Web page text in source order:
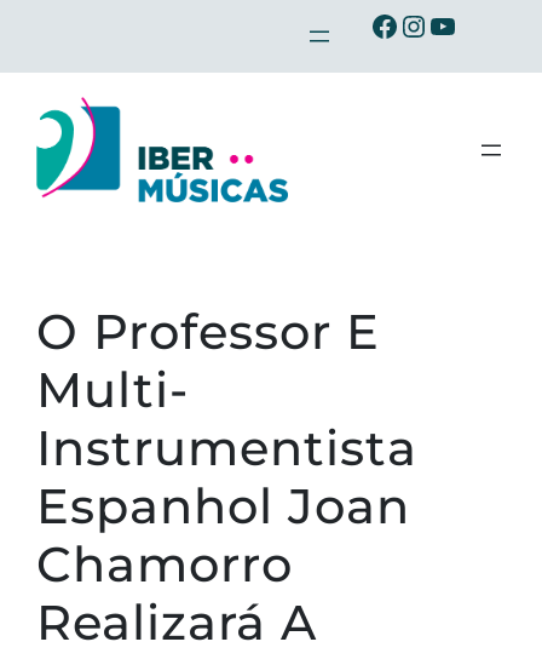
o
conteúdo
Ibermusicas no Facebook
Ibermusicas no Instagram
Ibermusicas no Youtube
O Professor E
Multi-
Instrumentista
Espanhol Joan
Chamorro
Realizará A